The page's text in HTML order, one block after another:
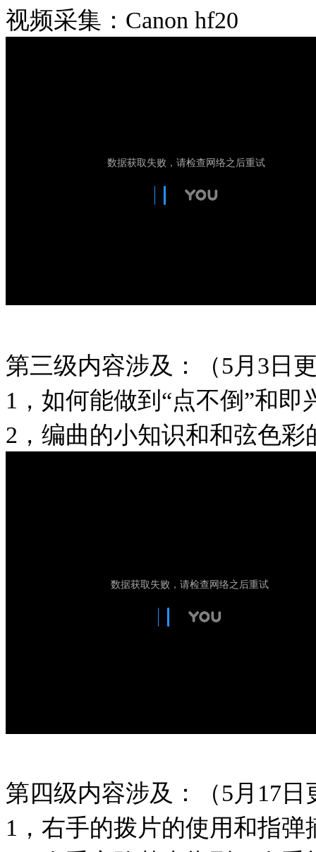
视频采集：Canon hf20
第三级内容涉及：（5月3日
1，如何能做到“点不倒”和即
2，编曲的小知识和和弦色彩
第四级内容涉及：（5月17日
1，右手的拨片的使用和指弹